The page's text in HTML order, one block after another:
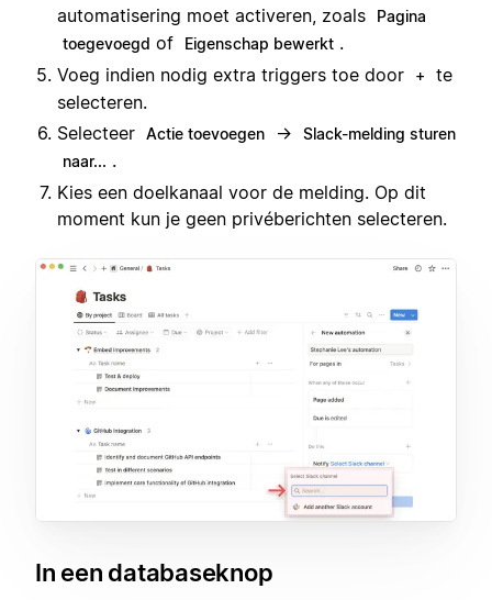
automatisering moet activeren, zoals
Pagina
toegevoegd of Eigenschap bewerkt .
Voeg indien nodig extra triggers toe door
+
te
selecteren.
Selecteer Actie toevoegen →
Slack-melding sturen
naar... .
Kies een doelkanaal voor de melding. Op dit
moment kun je geen privéberichten selecteren.
In een databaseknop